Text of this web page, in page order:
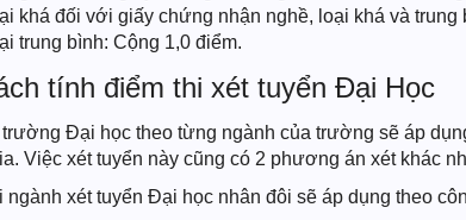
khá đối với giấy chứng nhận nghề, loại khá và
trung bình: Cộng 1,0 điểm.
tính điểm thi xét tuyển Đại Học
trường Đại học theo từng ngành của trường sẽ áp
Việc xét tuyển này cũng có 2 phương án xét khác
xét tuyển Đại học nhân đôi sẽ áp dụng theo